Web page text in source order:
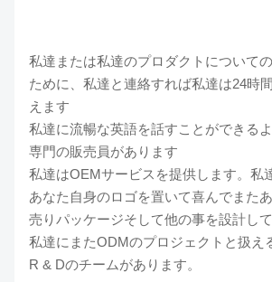
私達または私達のプロダクトについて
ために、私達と連絡すれば私達は24時
えます
私達に流暢な英語を話すことができるよ
専門の販売員があります
私達はOEMサービスを提供します。私
あなた自身のロゴを置いて喜んでまた
売りパッケージそして他の事を設計し
私達にまたODMのプロジェクトと扱え
R & Dのチームがあります。